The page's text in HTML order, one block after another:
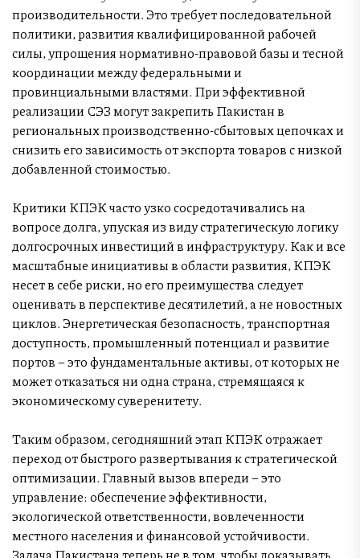
производительности. Это требует последовательной
политики, развития квалифицированной рабочей
силы, упрощения нормативно-правовой базы и тесной
координации между федеральными и
провинциальными властями. При эффективной
реализации СЭЗ могут закрепить Пакистан в
региональных производственно-сбытовых цепочках и
снизить его зависимость от экспорта товаров с низкой
добавленной стоимостью.
Критики КПЭК часто узко сосредотачивались на
вопросе долга, упуская из виду стратегическую логику
долгосрочных инвестиций в инфраструктуру. Как и все
масштабные инициативы в области развития, КПЭК
несет в себе риски, но его преимущества следует
оценивать в перспективе десятилетий, а не новостных
циклов. Энергетическая безопасность, транспортная
доступность, промышленный потенциал и развитие
портов – это фундаментальные активы, от которых не
может отказаться ни одна страна, стремящаяся к
экономическому суверенитету.
Таким образом, сегодняшний этап КПЭК отражает
переход от быстрого развертывания к стратегической
оптимизации. Главный вызов впереди – это
управление: обеспечение эффективности,
экологической ответственности, вовлеченности
местного населения и финансовой устойчивости.